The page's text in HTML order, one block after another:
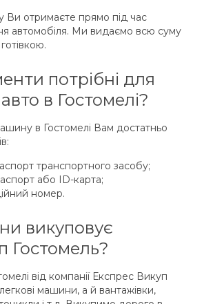
Ви отримаєте прямо під час
автомобіля. Ми видаємо всю суму
потрібні для
в Гостомелі?
в Гостомелі Вам достатньо
транспортного засобу;
або ID-карта;
номер.
викуповує
Гостомель?
від компанії Експрес Викуп
машини, а й вантажівки,